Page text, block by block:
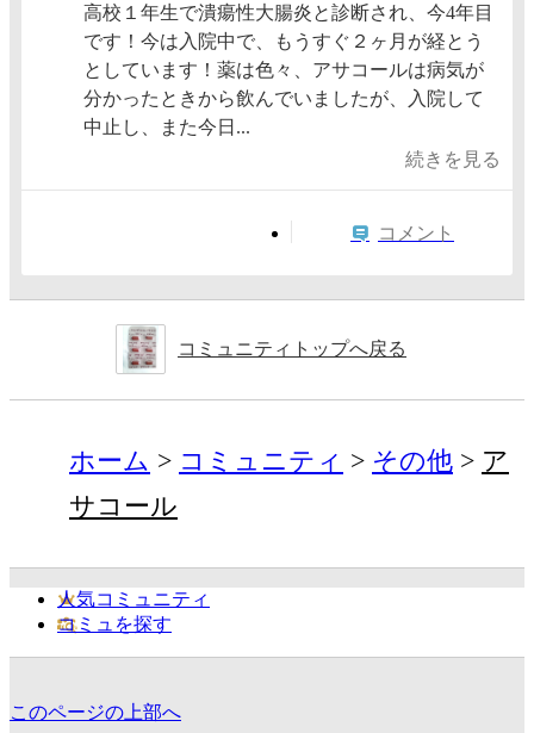
高校１年生で潰瘍性大腸炎と診断され、今4年目
です！今は入院中で、もうすぐ２ヶ月が経とう
としています！薬は色々、アサコールは病気が
分かったときから飲んでいましたが、入院して
中止し、また今日...
続きを見る
コメント
コミュニティトップへ戻る
ホーム コミュニティ その他
ア
サコール
人気コミュニティ
コミュを探す
このページの上部へ